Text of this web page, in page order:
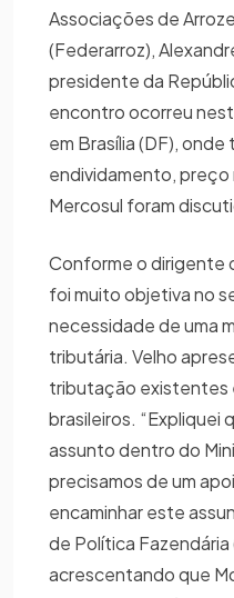
Associações de
(Federarroz),
presidente da
encontro ocorreu
em Brasília (DF), onde
endividamento,
Mercosul foram
Conforme o dirigente
foi muito objetiva no
necessidade de uma
tributária. Velho
tributação existentes
brasileiros. “Expliquei
assunto dentro do
precisamos de um
encaminhar este
de Política
acrescentando que